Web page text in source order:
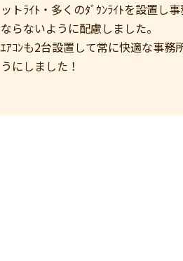
ットﾗｲﾄ・多くのﾀﾞｳﾝﾗｲﾄを設置し
ならないように配慮しました。
ｴｱｺﾝも2台設置して常に快適な事務
うにしました！